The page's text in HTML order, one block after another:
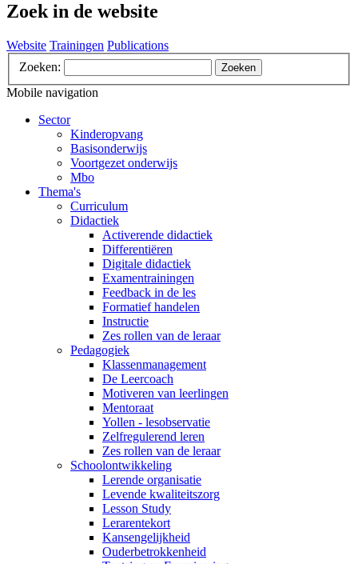
Zoek in de website
Website Trainingen Publications
Zoeken:
Zoeken
Mobile navigation
Sector
Kinderopvang
Basisonderwijs
Voortgezet onderwijs
Mbo
Thema's
Curriculum
Didactiek
Activerende didactiek
Differentiëren
Digitale didactiek
Examentrainingen
Feedback in de les
Formatief handelen
Instructie
Zes rollen van de leraar
Pedagogiek
Klassenmanagement
De Leercoach
Motiveren van leerlingen
Mentoraat
Yollen - lesobservatie
Zelfregulerend leren
Zes rollen van de leraar
Schoolontwikkeling
Lerende organisatie
Levende kwaliteitszorg
Lesson Study
Lerarentekort
Kansengelijkheid
Ouderbetrokkenheid